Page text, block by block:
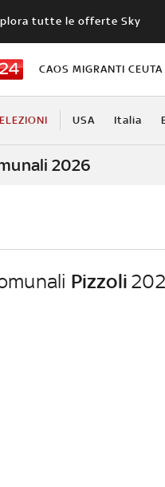
tutte le offerte Sky
CAOS MIGRANTI CEUTA
ELEZIONI USA Italia
2026
Pizzoli